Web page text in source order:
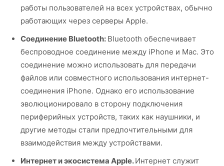
работы пользователей на всех устройствах, обычно
работающих через серверы Apple.
Соединение Bluetooth: Bluetooth обеспечивает
беспроводное соединение между iPhone и Mac. Это
соединение можно использовать для передачи
файлов или совместного использования интернет-
соединения iPhone. Однако его использование
эволюционировало в сторону подключения
периферийных устройств, таких как наушники, и
другие методы стали предпочтительными для
взаимодействия между устройствами.
Интернет и экосистема Apple.Интернет служит